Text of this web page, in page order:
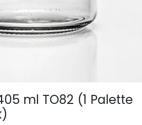
ml TO82 (1 Palette